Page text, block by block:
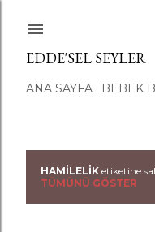
EDDE'SEL SEYLER
ANA SAYFA BEBEK
KHAMILELIK etiketine
TÜMÜNÜ GÖSTER